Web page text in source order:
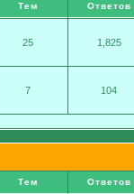
Тем Ответов
25 1,825
7 104
Тем Ответов